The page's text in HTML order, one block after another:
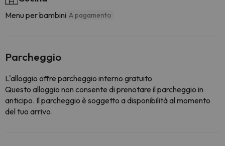
Menu per bambini A pagamento
Parcheggio
L'alloggio offre parcheggio interno gratuito
Questo alloggio non consente di prenotare il parcheggio in
anticipo. Il parcheggio è soggetto a disponibilità al momento
del tuo arrivo.